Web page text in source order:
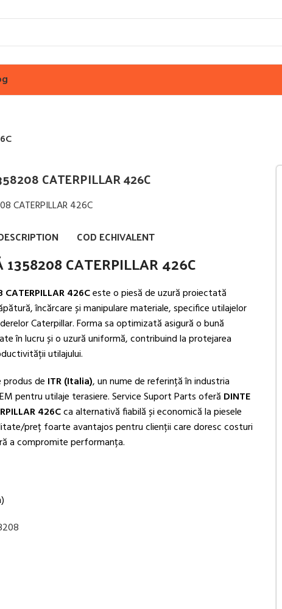
CATERPILLAR 426C
COD ECHIVALENT
1358208 CATERPILLAR 426C
426Ceste o piesă de uzură proiectată
încărcare și manipulare materiale, specifice utilajelor
Caterpillar. Forma sa optimizată asigură o bună
în lucru și o uzură uniformă, contribuind la protejarea
utilajului.
de ITR (Italia), un nume de referință în industria
pentru utilaje terasiere. Service Suport Parts oferă DINTE
426Cca alternativă fiabilă și economică la piesele
preț foarte avantajos pentru clienții care doresc costuri
a compromite performanța.